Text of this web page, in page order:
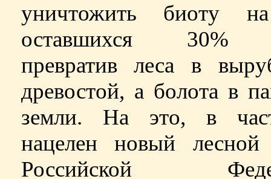
уничтожить биоту
оставшихся 30%
превратив леса в
древостой, а болота в
земли. На это, в
нацелен новый лесной
Российской